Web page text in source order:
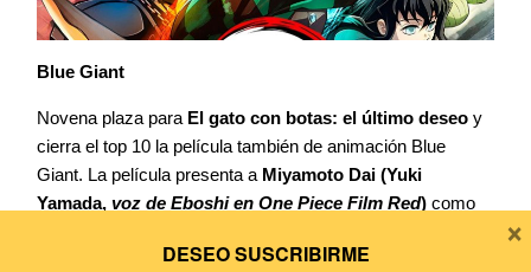
Blue Giant
Novena plaza para El gato con botas: el último deseo y
cierra el top 10 la película también de animación Blue
Giant. La película presenta a Miyamoto Dai (Yuki
Yamada, voz de Eboshi en One Piece Film Red) como
baloncesto, pero tras vivir una sesión de jazz en vivo por
DESEO SUSCRIBIRME
×